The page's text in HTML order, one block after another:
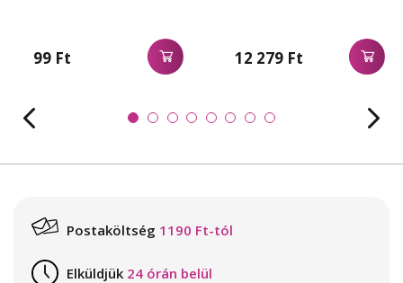
99 Ft 12 279 Ft
Postaköltség 1190 Ft-tól
Elküldjük 24 órán belül